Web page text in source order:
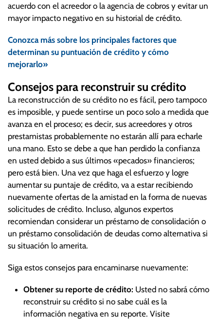
acuerdo con el acreedor o la agencia de cobros y evitar un
mayor impacto negativo en su historial de crédito.
Conozca más sobre los principales factores que
determinan su puntuación de crédito y cómo
mejorarlo»
Consejos para reconstruir su crédito
La reconstrucción de su crédito no es fácil, pero tampoco
es imposible, y puede sentirse un poco solo a medida que
avanza en el proceso; es decir, sus acreedores y otros
prestamistas probablemente no estarán allí para echarle
una mano. Esto se debe a que han perdido la confianza
en usted debido a sus últimos «pecados» financieros;
pero está bien. Una vez que haga el esfuerzo y logre
aumentar su puntaje de crédito, va a estar recibiendo
nuevamente ofertas de la amistad en la forma de nuevas
solicitudes de crédito. Incluso, algunos expertos
recomiendan considerar un préstamo de consolidación o
un préstamo consolidación de deudas como alternativa si
su situación lo amerita.
Siga estos consejos para encaminarse nuevamente:
Obtener su reporte de crédito: Usted no sabrá cómo
reconstruir su crédito si no sabe cuál es la
información negativa en su reporte. Visite